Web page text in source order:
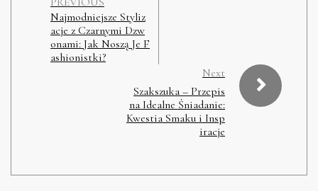
Najmodniejsze Styliz
acje z Czarnymi Dzw
onami: Jak Noszą Je F
ashionistki?
Next
Szakszuka – Przepis
na Idealne Śniadanie:
Kwestia Smaku i Insp
iracje